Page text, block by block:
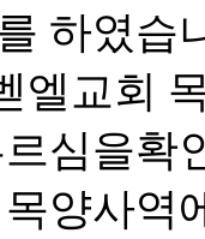
하였습
엘교회
심을확
양사역